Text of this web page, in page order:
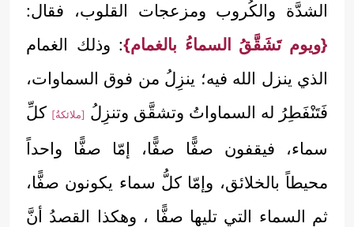
الشدَّة والكُروب ومزعجات القلوب، فقال:
{ويوم تَشَقَّقُ السماءُ بالغمام}: وذلك الغمام
الذي ينزل الله فيه؛ ينزِلُ من فوق السماوات،
فَتَنْفَطِرُ له السماواتُ وتشقَّق وتنزِلُ [ملائكةُ] كلِّ
سماء، فيقفون صفًّا صفًّا، إمّا صفًّا واحداً
محيطاً بالخلائق، وإمّا كلُّ سماء يكونون صفًّا،
ثم السماء التي تليها صفًّا ، وهكذا القصدُ أنَّ